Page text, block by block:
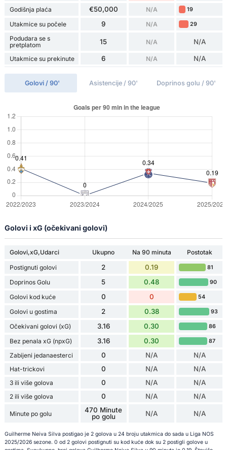
Godišnja plaća €50,000 N/A 19
Utakmice su počele 9 N/A 29
Podudara se s
pretplatom
15 N/A N/A
Utakmice su prekinute 6 N/A N/A
Golovi / 90' Asistencije / 90' Doprinos golu / 90'
Golovi i xG (očekivani golovi)
Golovi,xG,Udarci Ukupno Na 90 minuta
Postotak
Postignuti golovi
2 0.19 81
Doprinos Golu 5 0.48 90
Golovi kod kuće 0 0 54
Golovi u gostima 2 0.38 93
Očekivani golovi (xG) 3.16 0.30 86
Bez penala xG (npxG) 3.16 0.30 87
Zabijeni jedanaesterci 0 N/A N/A
Hat-trickovi 0 N/A N/A
3 ili više golova 0 N/A N/A
2 ili više golova 0 N/A N/A
Minute po golu
470 Minute
po golu
N/A N/A
Guilherme Neiva Silva postigao je 2 golova u 24 broju utakmica do sada u Liga NOS
2025/2026 sezone. 0 od 2 golovi postignuti su kod kuće dok su 2 postigli golove u